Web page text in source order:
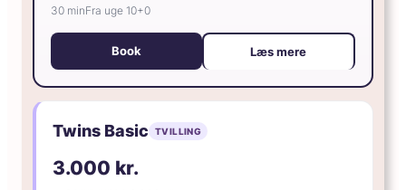
30 minFra uge 10+0
Book Læs mere
Twins Basic TVILLING
3.000 kr.